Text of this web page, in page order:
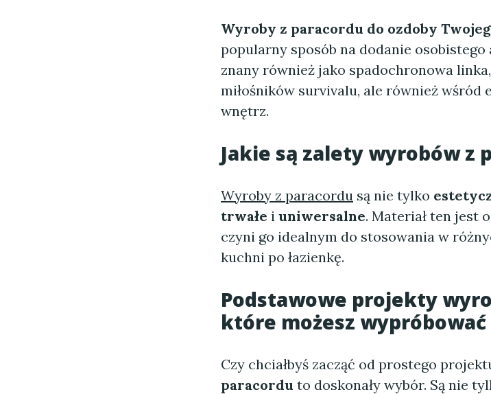
Wyroby z paracordu do ozdoby
popularny sposób na dodanie
znany również jako spadochronowa
miłośników survivalu, ale również
wnętrz.
Jakie są zalety wyrobów z
Wyroby z paracordu są nie tylko
trwałe i uniwersalne. Materiał ten jest
czyni go idealnym do stosowania w
kuchni po łazienkę.
Podstawowe projekty
które możesz wypróbować
Czy chciałbyś zacząć od prostego
paracordu to doskonały wybór. Są nie